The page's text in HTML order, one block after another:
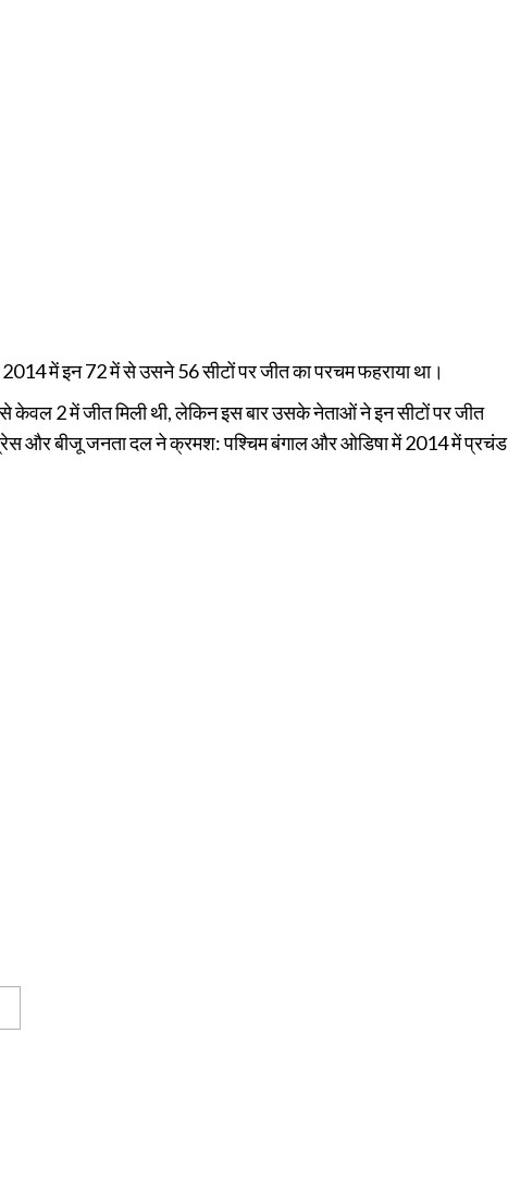
में इन 72 में से उसने 56 सीटों पर जीत का परचम फहराया था।
केवल 2 में जीत मिली थी, लेकिन इस बार उसके नेताओं ने इन सीटों पर जीत
और बीजू जनता दल ने क्रमश: पश्चिम बंगाल और ओडिषा में 2014 में प्रचंड